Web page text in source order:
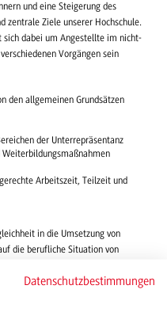
und eine Steigerung des
zentrale Ziele unserer Hochschule.
sich dabei um Angestellte im nicht-
Vorgängen sein
den allgemeinen Grundsätzen
der Unterrepräsentanz
Weiterbildungsmaßnahmen
Arbeitszeit, Teilzeit und
in die Umsetzung von
die berufliche Situation von
Teilzeitarbeit.
Datenschutzbestimmungen